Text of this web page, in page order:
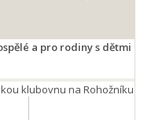
a pro rodiny s dětmi
klubovnu na Rohožníku